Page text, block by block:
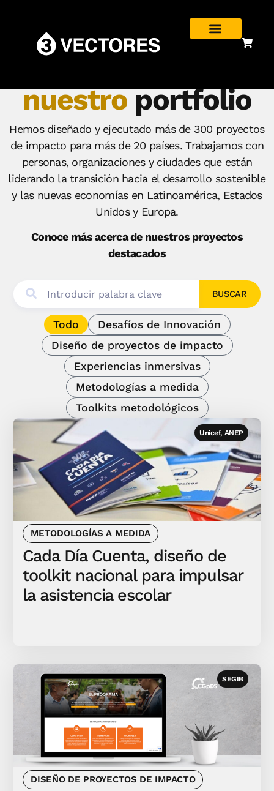
nuestro portfolio
Hemos diseñado y ejecutado más de 300 proyectos
de impacto para más de 20 países. Trabajamos con
personas, organizaciones y ciudades que están
liderando la transición hacia el desarrollo sostenible
y las nuevas economías en Latinoamérica, Estados
Unidos y Europa.
Conoce más acerca de nuestros proyectos
destacados
BUSCAR
Desafíos de Innovación
Diseño de proyectos de impacto
Experiencias inmersivas
Metodologías a medida
Toolkits metodológicos
Todo
Unicef, ANEP
METODOLOGÍAS A MEDIDA
Cada Día Cuenta, diseño de
toolkit nacional para impulsar
la asistencia escolar
SEGIB
DISEÑO DE PROYECTOS DE IMPACTO